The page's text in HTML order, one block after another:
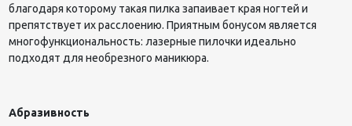
благодаря которому такая пилка запаивает края ногтей и
препятствует их расслоению. Приятным бонусом является
многофункциональность: лазерные пилочки идеально
подходят для необрезного маникюра.
Абразивность